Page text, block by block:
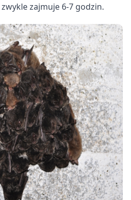
zajmuje 6-7 godzin.